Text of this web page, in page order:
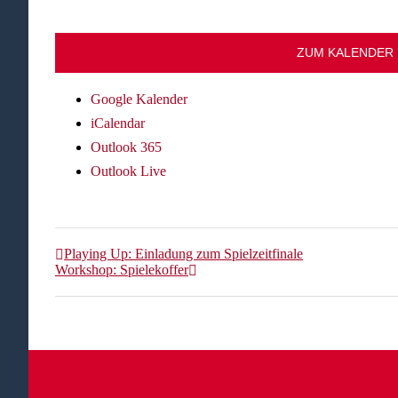
ZUM KALENDER
Google Kalender
iCalendar
Outlook 365
Outlook Live
Playing Up: Einladung zum Spielzeitfinale
Workshop: Spielekoffer